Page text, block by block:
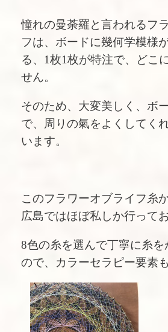
憧れの曼荼羅と言われるフ
フは、ボードに幾何学模様
る、1枚1枚が特注で、どこ
せん。
そのため、大変美しく、ボ
で、周りの氣をよくしてく
います。
このフラワーオブライフ糸
広島ではほぼ私しか行って
8色の糸を選んで丁寧に糸
ので、カラーセラピー要素